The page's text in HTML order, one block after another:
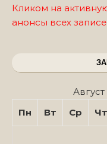
Кликом на
анонсы всех
Пн
Вт Ср Чт